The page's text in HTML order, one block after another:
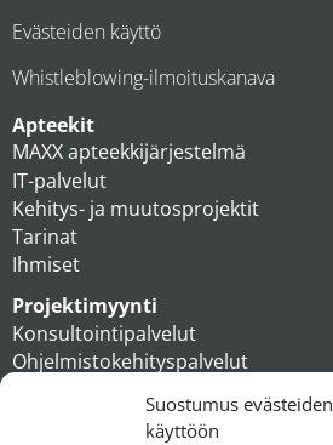
Suostumus evästeiden
käyttöön
Evästeiden käyttö
Whistleblowing-ilmoituskanava
Apteekit
MAXX apteekkijärjestelmä
IT-palvelut
Kehitys- ja muutosprojektit
Tarinat
Ihmiset
Projektimyynti
Konsultointipalvelut
Ohjelmistokehityspalvelut